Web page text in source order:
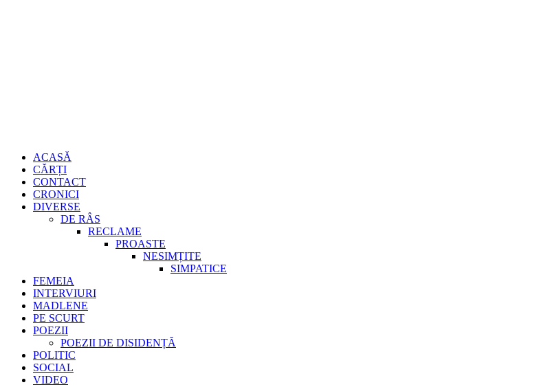
Primary
Menu
ACASĂ
CĂRȚI
CONTACT
CRONICI
DIVERSE
DE RÂS
RECLAME
PROASTE
NESIMȚITE
SIMPATICE
FEMEIA
INTERVIURI
MADLENE
PE SCURT
POEZII
POEZII DE DISIDENȚĂ
POLITIC
SOCIAL
VIDEO